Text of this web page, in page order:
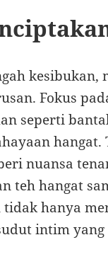
Fokus
seperti
nuansa
teh hangat
tidak hanya
intim